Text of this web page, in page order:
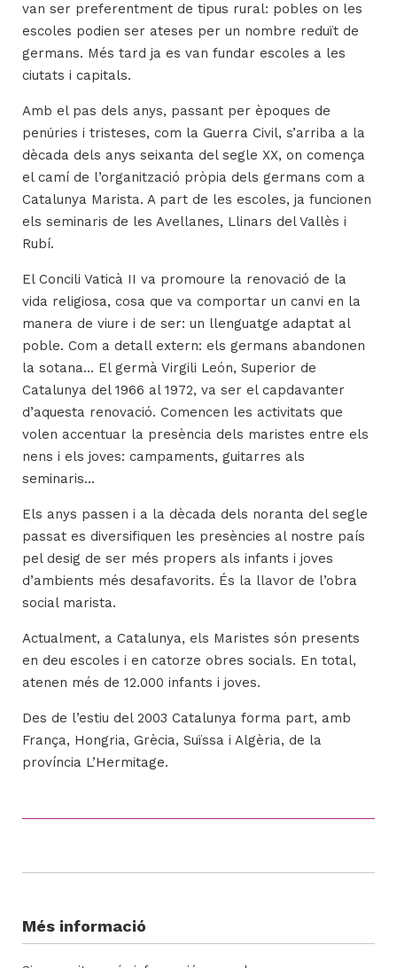
van ser preferentment de tipus rural: pobles on les
escoles podien ser ateses per un nombre reduït de
germans. Més tard ja es van fundar escoles a les
ciutats i capitals.
Amb el pas dels anys, passant per èpoques de
penúries i tristeses, com la Guerra Civil, s’arriba a la
dècada dels anys seixanta del segle XX, on comença
el camí de l’organització pròpia dels germans com a
Catalunya Marista. A part de les escoles, ja funcionen
els seminaris de les Avellanes, Llinars del Vallès i
Rubí.
El Concili Vaticà II va promoure la renovació de la
vida religiosa, cosa que va comportar un canvi en la
manera de viure i de ser: un llenguatge adaptat al
poble. Com a detall extern: els germans abandonen
la sotana... El germà Virgili León, Superior de
Catalunya del 1966 al 1972, va ser el capdavanter
d’aquesta renovació. Comencen les activitats que
volen accentuar la presència dels maristes entre els
nens i els joves: campaments, guitarres als
seminaris...
Els anys passen i a la dècada dels noranta del segle
passat es diversifiquen les presències al nostre país
pel desig de ser més propers als infants i joves
d’ambients més desafavorits. És la llavor de l’obra
social marista.
Actualment, a Catalunya, els Maristes són presents
en deu escoles i en catorze obres socials. En total,
atenen més de 12.000 infants i joves.
Des de l’estiu del 2003 Catalunya forma part, amb
França, Hongria, Grècia, Suïssa i Algèria, de la
província L’Hermitage.
Més informació